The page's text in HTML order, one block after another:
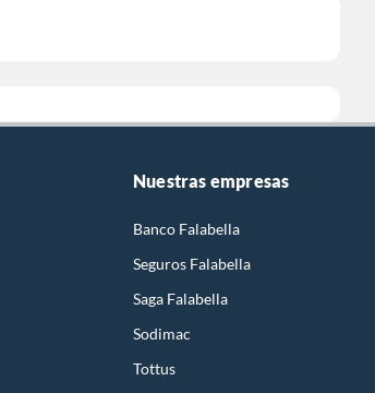
Nuestras empresas
Banco Falabella
Seguros Falabella
Saga Falabella
Sodimac
Tottus